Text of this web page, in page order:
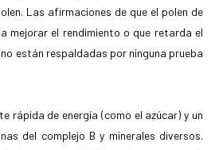
Las afirmaciones de que el polen de
mejorar el rendimiento o que retarda el
están respaldadas por ninguna prueba
rápida de energía (como el azúcar) y un
del complejo B y minerales diversos.